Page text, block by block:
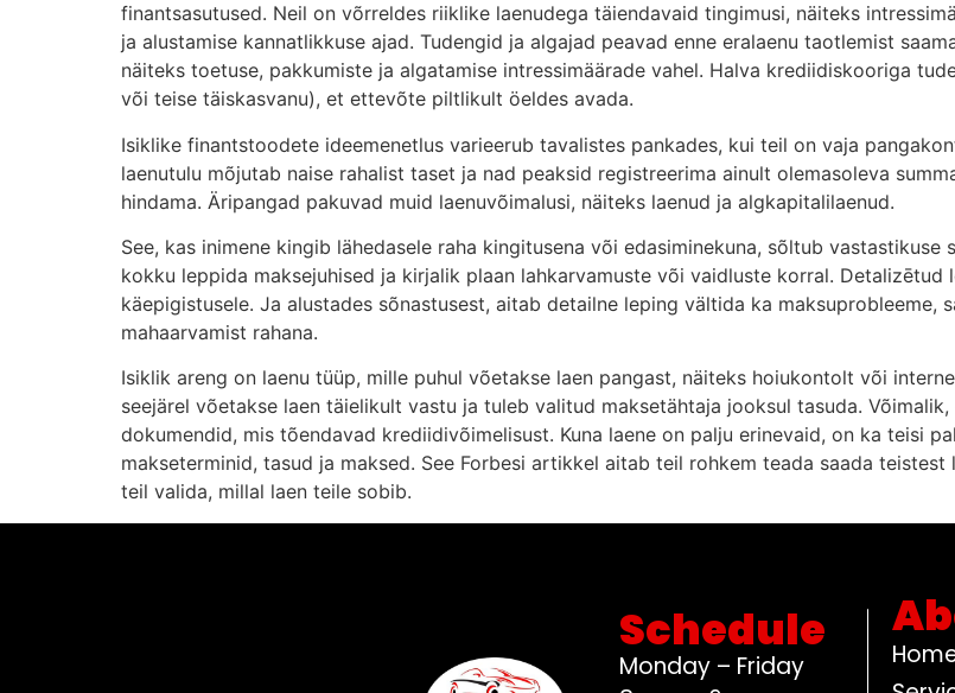
finantsasutused. Neil on võrreldes riiklike laenudega täiendavaid tingimusi, näiteks
ja alustamise kannatlikkuse ajad. Tudengid ja algajad peavad enne eralaenu taotlemist
näiteks toetuse, pakkumiste ja algatamise intressimäärade vahel. Halva krediidiskooriga
või teise täiskasvanu), et ettevõte piltlikult öeldes avada.
Isiklike finantstoodete ideemenetlus varieerub tavalistes pankades, kui teil on vaja
laenutulu mõjutab naise rahalist taset ja nad peaksid registreerima ainult olemasoleva
hindama. Äripangad pakuvad muid laenuvõimalusi, näiteks laenud ja algkapitalilaenud.
See, kas inimene kingib lähedasele raha kingitusena või edasiminekuna, sõltub
kokku leppida maksejuhised ja kirjalik plaan lahkarvamuste või vaidluste korral.
käepigistusele. Ja alustades sõnastusest, aitab detailne leping vältida ka maksuprobleeme,
mahaarvamist rahana.
Isiklik areng on laenu tüüp, mille puhul võetakse laen pangast, näiteks hoiukontolt või
seejärel võetakse laen täielikult vastu ja tuleb valitud maksetähtaja jooksul tasuda.
dokumendid, mis tõendavad krediidivõimelisust. Kuna laene on palju erinevaid, on ka teisi
makseterminid, tasud ja maksed. See Forbesi artikkel aitab teil rohkem teada saada
teil valida, millal laen teile sobib.
Schedule
Monday – Friday